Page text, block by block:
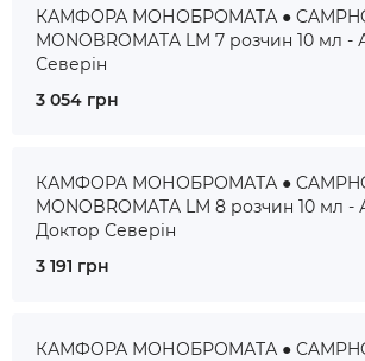
КАМФОРА МОНОБРОМАТА ●
MONOBROMATA LM 7 розчин 10 мл -
Северін
3 054 грн
КАМФОРА МОНОБРОМАТА ●
MONOBROMATA LM 8 розчин 10 мл -
Доктор Северін
3 191 грн
КАМФОРА МОНОБРОМАТА ●